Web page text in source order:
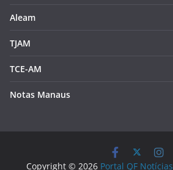
Aleam
TJAM
TCE-AM
Notas Manaus
Copyright © 2026 Portal QF Notícias